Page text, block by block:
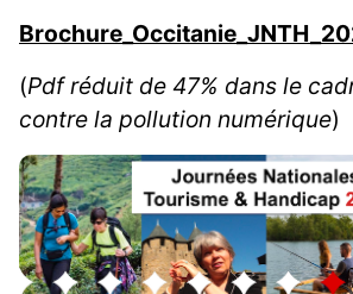
(Pdf réduit de 47% dans le
contre la pollution numérique)